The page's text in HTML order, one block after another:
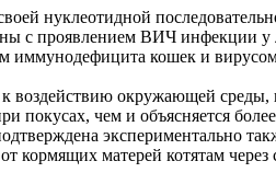
нуклеотидной
с проявлением ВИЧ инфекции
иммунодефицита кошек и
воздействию окружающей
покусах, чем и объясняется
экспериментально
кормящих матерей котятам